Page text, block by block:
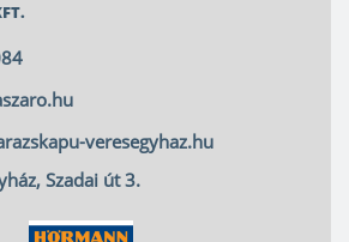
veresegyhaz.hu
, Szadai út 3.